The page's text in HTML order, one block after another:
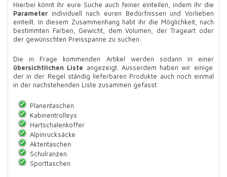
Hierbei könnt ihr eure Suche auch feiner einteilen, indem ihr die
Parameter individuell nach euren Bedürfnissen und Vorlieben
einteilt. In diesem Zusammenhang habt ihr die Möglichkeit, nach
bestimmten Farben, Gewicht, dem Volumen, der Trageart oder
der gewünschten Preisspanne zu suchen.
Die in Frage kommenden Artikel werden sodann in einer
übersichtlichen Liste angezeigt. Ausserdem haben wir einige
der in der Regel ständig lieferbaren Produkte auch noch einmal
in der nachstehenden Liste zusammen gefasst:
Planentaschen
Kabinentrolleys
Hartschalenkoffer
Alpinrucksäcke
Aktentaschen
Schulranzen
Sporttaschen